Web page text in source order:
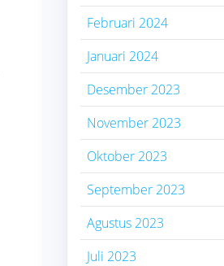
Februari 2024
Januari 2024
Desember 2023
November 2023
Oktober 2023
September 2023
Agustus 2023
Juli 2023